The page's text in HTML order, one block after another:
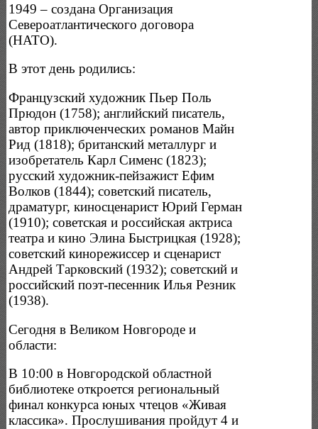
1949 – создана Организация
Североатлантического договора
(НАТО).
В этот день родились:
Французский художник Пьер Поль
Прюдон (1758); английский писатель,
автор приключенческих романов Майн
Рид (1818); британский металлург и
изобретатель Карл Сименс (1823);
русский художник-пейзажист Ефим
Волков (1844); советский писатель,
драматург, киносценарист Юрий Герман
(1910); советская и российская актриса
театра и кино Элина Быстрицкая (1928);
советский кинорежиссер и сценарист
Андрей Тарковский (1932); советский и
российский поэт-песенник Илья Резник
(1938).
Сегодня в Великом Новгороде и
области:
В 10:00 в Новгородской областной
библиотеке откроется региональный
финал конкурса юных чтецов «Живая
классика». Прослушивания пройдут 4 и